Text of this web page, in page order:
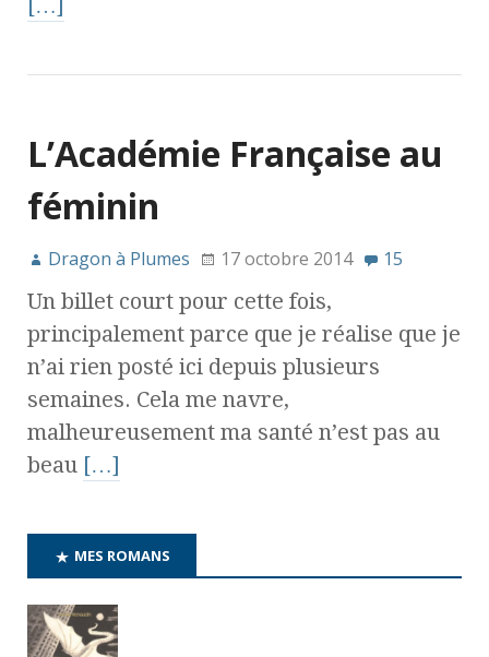
L’Académie Française au
féminin
Dragon à Plumes 17 octobre 2014 15
Un billet court pour cette fois,
principalement parce que je réalise que je
n’ai rien posté ici depuis plusieurs
semaines. Cela me navre,
malheureusement ma santé n’est pas au
beau […]
MES ROMANS